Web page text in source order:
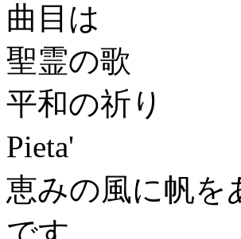
曲目は
聖霊の歌
平和の祈
Pieta' 作
恵みの風に帆